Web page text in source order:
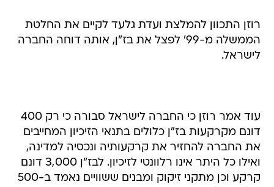
רוזן התכוון להמלצת ועדת גלעד לקיים את החלטת
הממשלה מ-99' לפצל את בז"ן, אותה דוחה החברה
לישראל.
עוד אמר רוזן כי החברה לישראל סבורה כי רק 400
דונם מקרקעות בז"ן כלולים בתנאי הזיכיון המחייבים
את החברה להחזיר את קרקעותיה ונכסיה למדינה,
ואילו כל היתר אינו רלוונטי לזיכיון. לבז"ן 3,000 דונם
קרקע וכן מתקני זיקוק ומבנים ששוויים נאמד ב-500